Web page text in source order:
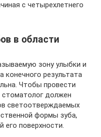
с четырехлетнего
в области
зону улыбки и
конечного результата
Чтобы провести
стоматолог должен
светоотверждаемых
формы зуба,
его поверхности.